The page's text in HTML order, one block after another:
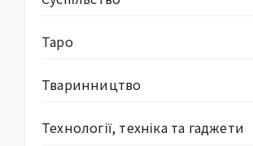
Таро
Тваринництво
Технології, техніка та гаджети